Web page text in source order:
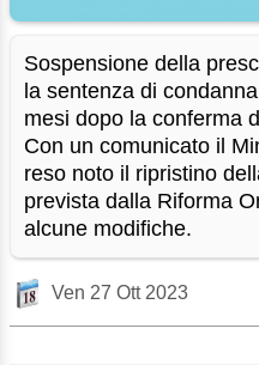
Sospensione della
la sentenza di
mesi dopo la conferma
Con un comunicato il
reso noto il ripristino
prevista dalla Riforma
alcune modifiche.
Ven 27 Ott 2023